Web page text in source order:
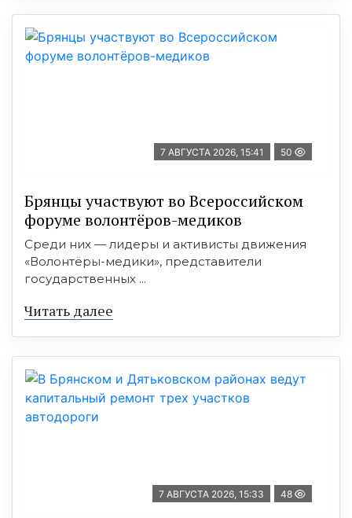
7 АВГУСТА 2026, 15:41 50
Брянцы участвуют во Всероссийском
форуме волонтёров-медиков
Среди них — лидеры и активисты движения
«Волонтёры-медики», представители
государственных ...
Читать далее
7 АВГУСТА 2026, 15:33 48